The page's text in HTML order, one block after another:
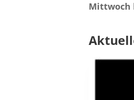
Mittwoch